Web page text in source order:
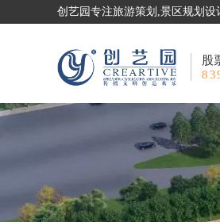
创艺园专注旅游策划,景区规划
股